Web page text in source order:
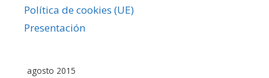
Política de cookies (UE)
Presentación
agosto 2015